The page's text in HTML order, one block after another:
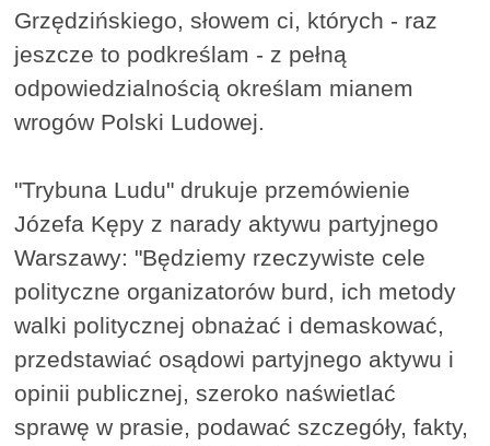
Grzędzińskiego, słowem ci, których - raz
jeszcze to podkreślam - z pełną
odpowiedzialnością określam mianem
wrogów Polski Ludowej.
"Trybuna Ludu" drukuje przemówienie
Józefa Kępy z narady aktywu partyjnego
Warszawy: "Będziemy rzeczywiste cele
polityczne organizatorów burd, ich metody
walki politycznej obnażać i demaskować,
przedstawiać osądowi partyjnego aktywu i
opinii publicznej, szeroko naświetlać
sprawę w prasie, podawać szczegóły, fakty,